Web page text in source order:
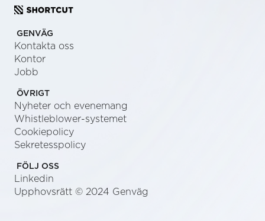
GENVÄG
Kontakta oss
Kontor
Jobb
ÖVRIGT
Nyheter och evenemang
Whistleblower-systemet
Cookiepolicy
Sekretesspolicy
FÖLJ OSS
Linkedin
Upphovsrätt © 2024 Genväg